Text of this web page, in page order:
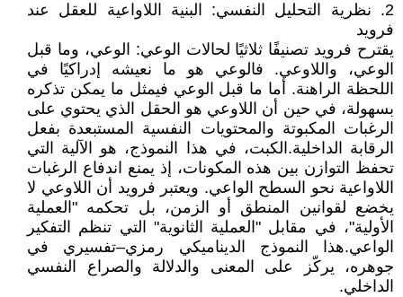
2. نظرية التحليل النفسي: البنية اللاواعية للعقل عند
فرويد
‎ يقترح فرويد تصنيفًا ثلاثيًا لحالات الوعي: الوعي، وما قبل
الوعي، واللاوعي. فالوعي هو ما نعيشه إدراكيًا في
اللحظة الراهنة. أما ما قبل الوعي فيمثل ما يمكن تذكره
بسهولة، في حين أن اللاوعي هو الحقل الذي يحتوي على
الرغبات المكبوتة والمحتويات النفسية المستبعدة بفعل
الرقابة الداخلية. الكبت، في هذا النموذج، هو الآلية التي
تحفظ التوازن بين هذه المكونات، إذ يمنع اندفاع الرغبات
اللاواعية نحو السطح الواعي. ويعتبر فرويد أن اللاوعي لا
يخضع لقوانين المنطق أو الزمن، بل تحكمه "العملية
الأولية"، في مقابل "العملية الثانوية" التي تنظم التفكير
الواعي. هذا النموذج الديناميكي رمزي–تفسيري في
جوهره، يركّز على المعنى والدلالة والصراع النفسي
الداخلي.